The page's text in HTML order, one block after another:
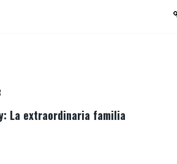
La extraordinaria familia